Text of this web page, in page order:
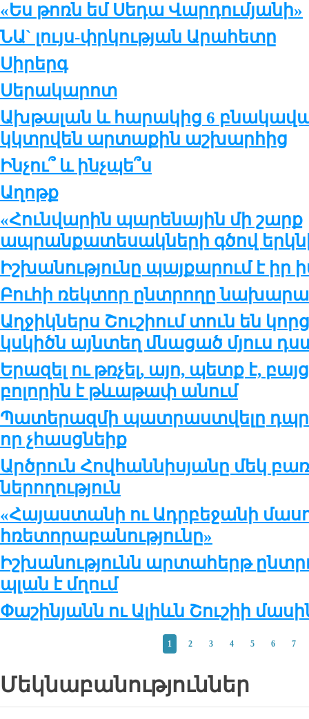
«Ես թոռն եմ Սեդա Վարդումյանի»
ՆԱ` լույս-փրկության Արահետը
Սիրերգ
Սերակարոտ
Ախթալան և հարակից 6
կկտրվեն արտաքին աշխարհից
Ինչու՞ և ինչպե՞ս
Աղոթք
«Հունվարին պարենային մի շարք
ապրանքատեսակների գծով
Իշխանությունը պայքարում է իր
Բուհի ռեկտոր ընտրողը
Աղջիկներս Շուշիում տուն են
կսկիծն այնտեղ մնացած մյուս
Երազել ու թռչել, այո, պետք է,
բոլորին է թևաթափ անում
Պատերազմի պատրաստվելը
որ չհասցնեիք
Արծրուն Հովհաննիսյանը մեկ
ներողություն
«Հայաստանի ու Ադրբեջանի
հռետորաբանությունը»
Իշխանությունն արտահերթ
պլան է մղում
Փաշինյանն ու Ալիևն Շուշիի
1 2 3 4 5 6 7
Մեկնաբանություններ